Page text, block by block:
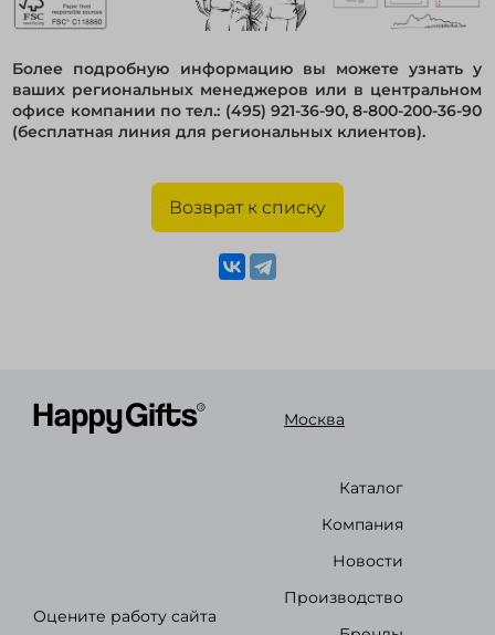
Более подробную информацию вы можете узнать у
ваших региональных менеджеров или в центральном
офисе компании по тел.: (495) 921-36-90, 8-800-200-36-90
(бесплатная линия для региональных клиентов).
Возврат к списку
Оцените работу сайта
Москва
Каталог
Компания
Новости
Производство